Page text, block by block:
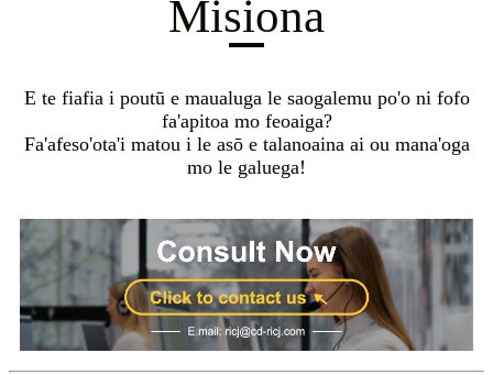
Misiona
E te fiafia i poutū e maualuga le saogalemu po'o ni fofo
fa'apitoa mo feoaiga?
Fa'afeso'ota'i matou i le asō e talanoaina ai ou mana'oga
mo le galuega!